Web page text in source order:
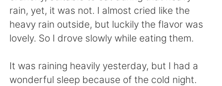
rain, yet, it was not. I almost cried like the
heavy rain outside, but luckily the flavor was
lovely. So I drove slowly while eating them.
It was raining heavily yesterday, but I had a
wonderful sleep because of the cold night.